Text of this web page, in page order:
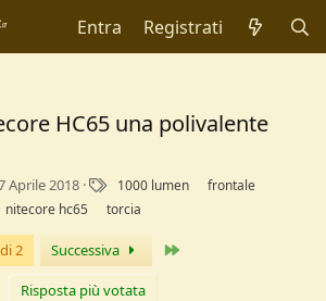
Entra Registrati
HC65 una polivalente
Aprile 2018
a
1000 lumen
frontale
nitecore hc65 torcia
2 Successiva
Risposta più votata